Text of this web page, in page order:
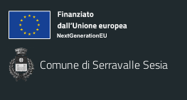
Comune di Serravalle Sesia